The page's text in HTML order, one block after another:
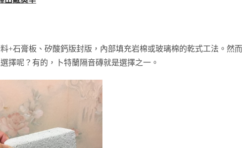
+石膏板、矽酸鈣版封版，內部填充岩棉或玻璃棉的乾式工法。然而
擇呢？有的，卜特蘭隔音磚就是選擇之一。